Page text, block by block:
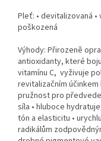
Pleť: • devitalizovaná •
poškozená
Výhody: Přirozeně
antioxidanty, které
vitamínu C, vyživuje
revitalizačním
pružnost pro
síla • hluboce
tón a elasticitu •
radikálům